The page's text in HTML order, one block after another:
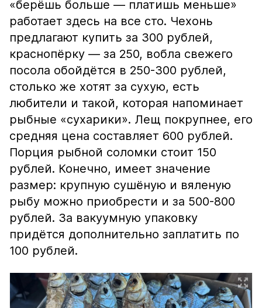
«берёшь больше — платишь меньше»
работает здесь на все сто. Чехонь
предлагают купить за 300 рублей,
краснопёрку — за 250, вобла свежего
посола обойдётся в 250-300 рублей,
столько же хотят за сухую, есть
любители и такой, которая напоминает
рыбные «сухарики». Лещ покрупнее, его
средняя цена составляет 600 рублей.
Порция рыбной соломки стоит 150
рублей. Конечно, имеет значение
размер: крупную сушёную и вяленую
рыбу можно приобрести и за 500-800
рублей. За вакуумную упаковку
придётся дополнительно заплатить по
100 рублей.